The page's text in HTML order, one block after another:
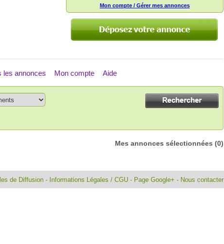
Mon compte / Gérer mes annonces
les annonces Mon compte Aide
Mes annonces sélectionnées (0)
de Diffusion - Informations Légales / CGU - Page Google+ - Nous contacter